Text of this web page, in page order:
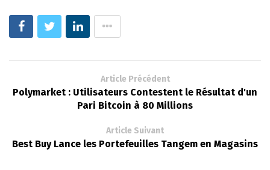
Article Précédent
Polymarket : Utilisateurs Contestent le Résultat d'un
Pari Bitcoin à 80 Millions
Article Suivant
Best Buy Lance les Portefeuilles Tangem en Magasins